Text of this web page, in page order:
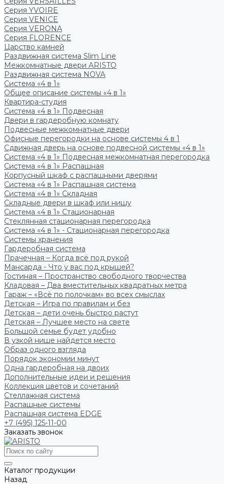
Серия YVOIRE
Серия VENICE
Серия VERONA
Серия FLORENCE
Царство камней
Раздвижная система Slim Line
Межкомнатные двери ARISTO
Раздвижная система NOVA
Система «4 в 1»
Общее описание системы «4 в 1»
Квартира-студия
Система «4 в 1» Подвесная
Двери в гардеробную комнату
Подвесные межкомнатные двери
Офисные перегородки на основе системы 4 в 1
Сдвижная дверь на основе подвесной системы «4 в 1»
Система «4 в 1» Подвесная межкомнатная перегородка
Система «4 в 1» Распашная
Корпусный шкаф с распашными дверями
Система «4 в 1» Распашная система
Система «4 в 1» Складная
Складные двери в шкаф или нишу
Система «4 в 1» Стационарная
Стеклянная стационарная перегородка
Система «4 в 1» - Стационарная перегородка
Системы хранения
Гардеробная система
Прачечная – Когда всё под рукой
Мансарда - Что у вас под крышей?
Гостиная – Пространство свободного творчества
Кладовая – Два вместительных квадратных метра
Гараж – «Всё по полочкам» во всех смыслах
Детская – Игра по правилам и без
Детская – дети очень быстро растут
Детская – Лучшее место на свете
Большой семье будет удобно
В узкой нише найдется место
Образ одного взгляда
Порядок экономии минут
Одна гардеробная на двоих
Дополнительные идеи и решения
Коллекция цветов и сочетаний
Стеллажная система
Распашные системы
Распашная система EDGE
+7 (495) 125-11-00
Заказать звонок
Каталог продукции
Назад